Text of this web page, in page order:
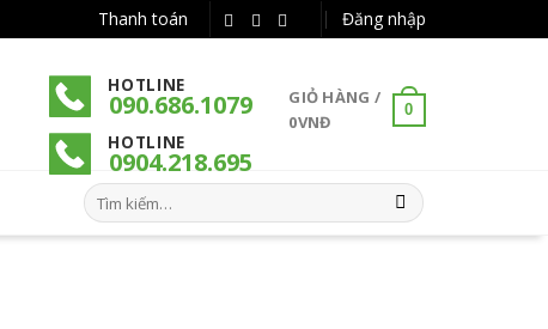
Thanh toán Đăng nhập
HOTLINE
090.686.1079
HOTLINE
0904.218.695
GIỎ HÀNG /
0VNĐ
0
Tìm
kiếm: